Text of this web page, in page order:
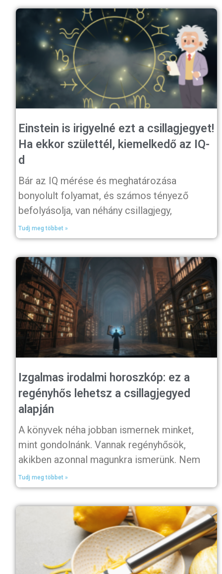
Einstein is irigyelné ezt a csillagjegyet!
Ha ekkor születtél, kiemelkedő az IQ-
d
Bár az IQ mérése és meghatározása
bonyolult folyamat, és számos tényező
befolyásolja, van néhány csillagjegy,
Tudj meg többet »
Izgalmas irodalmi horoszkóp: ez a
regényhős lehetsz a csillagjegyed
alapján
A könyvek néha jobban ismernek minket,
mint gondolnánk. Vannak regényhősök,
akikben azonnal magunkra ismerünk. Nem
Tudj meg többet »